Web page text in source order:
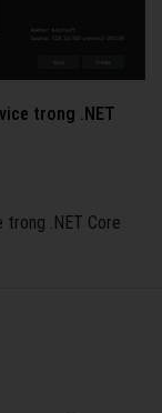
trong .NET
trong .NET Core